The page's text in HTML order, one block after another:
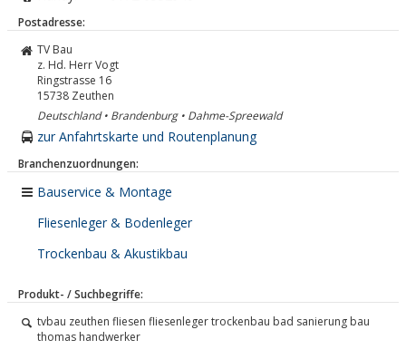
Postadresse:
TV Bau
z. Hd. Herr Vogt
Ringstrasse 16
15738 Zeuthen
Deutschland • Brandenburg • Dahme-Spreewald
zur Anfahrtskarte und Routenplanung
Branchenzuordnungen:
Bauservice & Montage
Fliesenleger & Bodenleger
Trockenbau & Akustikbau
Produkt- / Suchbegriffe:
tvbau zeuthen fliesen fliesenleger trockenbau bad sanierung bau
thomas handwerker